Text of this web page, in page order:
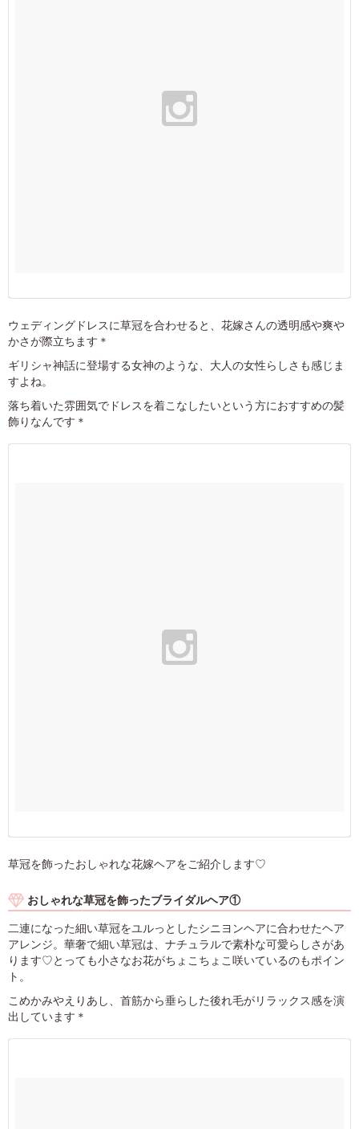
ウェディングドレスに草冠を合わせると、花嫁さんの透明感や爽や
かさが際立ちます＊
ギリシャ神話に登場する女神のような、大人の女性らしさも感じま
すよね。
落ち着いた雰囲気でドレスを着こなしたいという方におすすめの髪
飾りなんです＊
草冠を飾ったおしゃれな花嫁ヘアをご紹介します♡
おしゃれな草冠を飾ったブライダルヘア①
二連になった細い草冠をユルっとしたシニヨンヘアに合わせたヘア
アレンジ。華奢で細い草冠は、ナチュラルで素朴な可愛らしさがあ
ります♡とっても小さなお花がちょこちょこ咲いているのもポイン
ト。
こめかみやえりあし、首筋から垂らした後れ毛がリラックス感を演
出しています＊